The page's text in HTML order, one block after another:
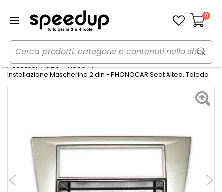
Carrello
0
Home Auto
Audio elettronica mobile
Accessori Audio - Video
Installazione Mascherina 2 din - PHONOCAR Seat Altea, Toledo